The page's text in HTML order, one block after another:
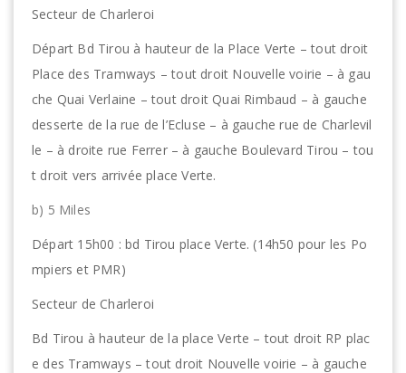
Secteur de Charleroi
Départ Bd Tirou à hauteur de la Place Verte – tout droit
Place des Tramways – tout droit Nouvelle voirie – à gau
che Quai Verlaine – tout droit Quai Rimbaud – à gauche
desserte de la rue de l’Ecluse – à gauche rue de Charlevil
le – à droite rue Ferrer – à gauche Boulevard Tirou – tou
t droit vers arrivée place Verte.
b) 5 Miles
Départ 15h00 : bd Tirou place Verte. (14h50 pour les Po
mpiers et PMR)
Secteur de Charleroi
Bd Tirou à hauteur de la place Verte – tout droit RP plac
e des Tramways – tout droit Nouvelle voirie – à gauche